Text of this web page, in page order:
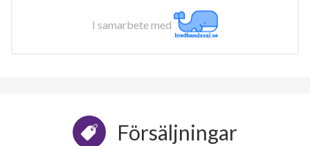
I samarbete med
Försäljningar